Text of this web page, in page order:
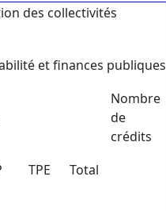
des collectivités
et finances publiques
Nombre
de
crédits
TPE
Total